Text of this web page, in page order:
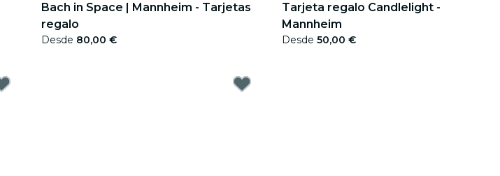
Bach in Space | Mannheim - Tarjetas
regalo
Desde 80,00 €
Tarjeta regalo Candlelight -
Mannheim
Desde 50,00 €